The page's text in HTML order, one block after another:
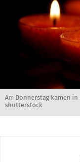
Am Donnerstag kamen
shutterstock